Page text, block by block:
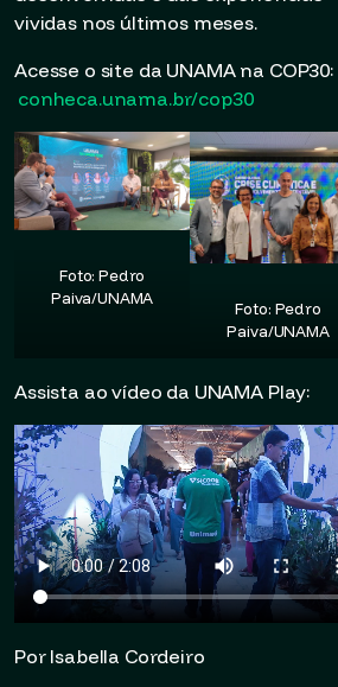
vividas nos últimos meses.
Acesse o site da UNAMA na COP30:
conheca.unama.br/cop30
Foto: Pedro
Paiva/UNAMA
Foto: Pedro
Paiva/UNAMA
Assista ao vídeo da UNAMA Play:
Por Isabella Cordeiro